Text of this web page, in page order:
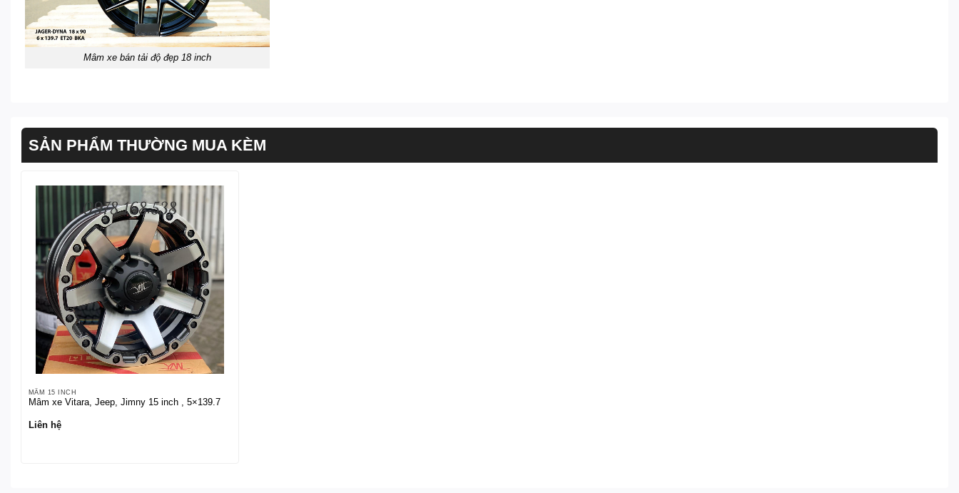
Mâm xe bán tải độ đẹp 18 inch
SẢN PHẨM THƯỜNG MUA KÈM
MÂM 15 INCH
Mâm xe Vitara, Jeep, Jimny 15 inch , 5×139.7
Liên hệ